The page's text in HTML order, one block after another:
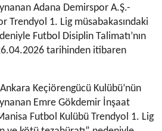
Adana Demirspor A.Ş.-
Trendyol 1. Lig müsabakasındaki
Futbol Disiplin Talimatı’nın
tarihinden itibaren
Keçiörengücü Kulübü’nün
Emre Gökdemir İnşaat
Futbol Kulübü Trendyol 1. Lig